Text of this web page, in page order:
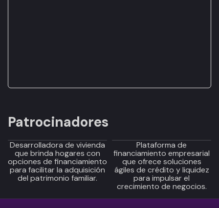
Patrocinadores
Desarrolladora de vivienda
que brinda hogares con
opciones de financiamiento
para facilitar la adquisición
del patrimonio familiar.
Plataforma de
financiamiento empresarial
que ofrece soluciones
ágiles de crédito y liquidez
para impulsar el
crecimiento de negocios.